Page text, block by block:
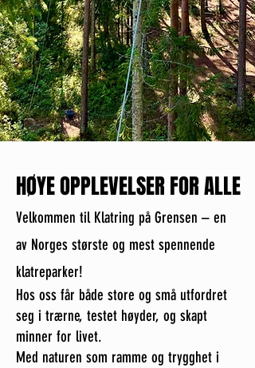
HØYE OPPLEVELSER FOR ALLE
HØYE OPPLEVELSER FOR ALLE
Velkommen til Klatring på Grensen – en
av Norges største og mest spennende
klatreparker!
Hos oss får både store og små utfordret
seg i trærne, testet høyder, og skapt
minner for livet.
Med naturen som ramme og trygghet i